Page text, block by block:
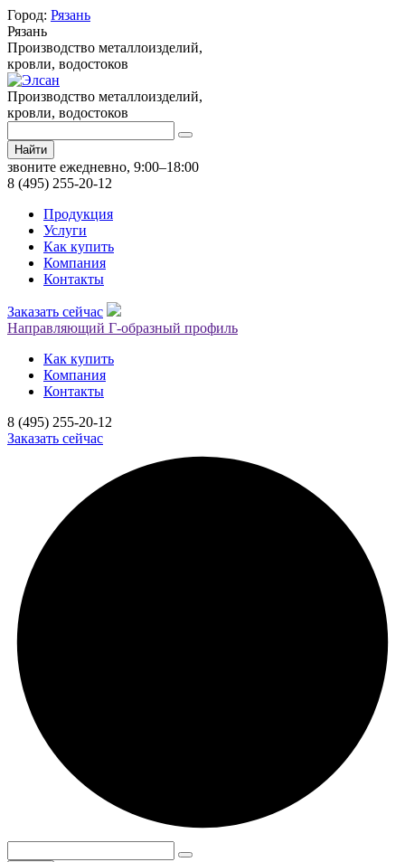
Город: Рязань
Рязань
Производство металлоизделий,
кровли, водостоков
Производство металлоизделий,
кровли, водостоков
Найти
звоните ежедневно, 9:00–18:00
8 (495) 255-20-12
Продукция
Услуги
Как купить
Компания
Контакты
Заказать сейчас
Направляющий Г-образный профиль
Как купить
Компания
Контакты
8 (495) 255-20-12
Заказать сейчас